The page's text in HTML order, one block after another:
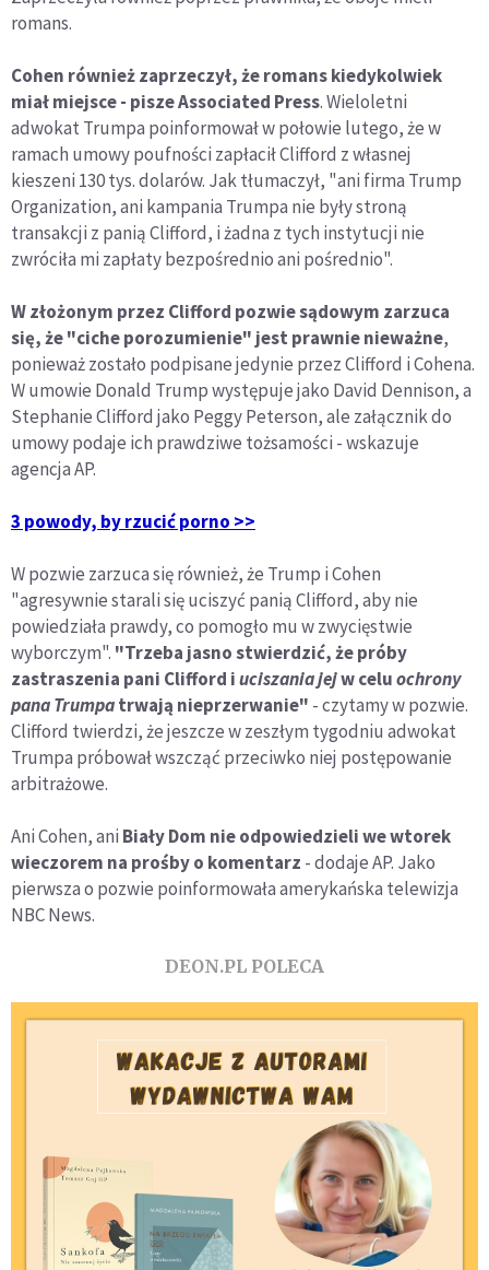
romans.
Cohen również zaprzeczył, że romans kiedykolwiek
miał miejsce - pisze Associated Press. Wieloletni
adwokat Trumpa poinformował w połowie lutego, że w
ramach umowy poufności zapłacił Clifford z własnej
kieszeni 130 tys. dolarów. Jak tłumaczył, "ani firma Trump
Organization, ani kampania Trumpa nie były stroną
transakcji z panią Clifford, i żadna z tych instytucji nie
zwróciła mi zapłaty bezpośrednio ani pośrednio".
W złożonym przez Clifford pozwie sądowym zarzuca
się, że "ciche porozumienie" jest prawnie nieważne,
ponieważ zostało podpisane jedynie przez Clifford i Cohena.
W umowie Donald Trump występuje jako David Dennison, a
Stephanie Clifford jako Peggy Peterson, ale załącznik do
umowy podaje ich prawdziwe tożsamości - wskazuje
agencja AP.
3 powody, by rzucić porno >>
W pozwie zarzuca się również, że Trump i Cohen
"agresywnie starali się uciszyć panią Clifford, aby nie
powiedziała prawdy, co pomogło mu w zwycięstwie
wyborczym". "Trzeba jasno stwierdzić, że próby
zastraszenia pani Clifford iuciszania jejw celuochrony
pana Trumpatrwają nieprzerwanie" - czytamy w pozwie.
Clifford twierdzi, że jeszcze w zeszłym tygodniu adwokat
Trumpa próbował wszcząć przeciwko niej postępowanie
arbitrażowe.
Ani Cohen, ani Biały Dom nie odpowiedzieli we wtorek
wieczorem na prośby o komentarz - dodaje AP. Jako
pierwsza o pozwie poinformowała amerykańska telewizja
NBC News.
DEON.PL POLECA